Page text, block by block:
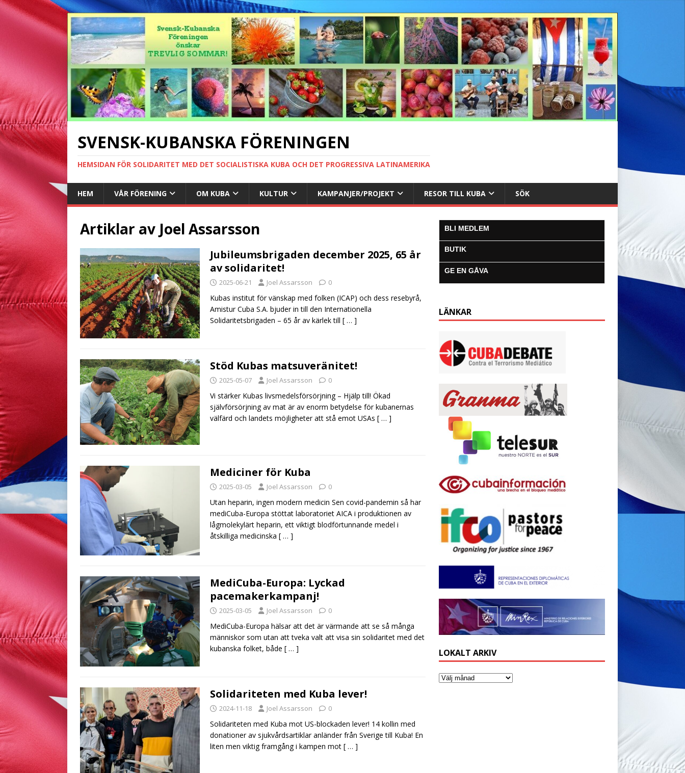
SVENSK-KUBANSKA FÖRENINGEN
HEMSIDAN FÖR SOLIDARITET MED DET SOCIALISTISKA KUBA OCH DET PROGRESSIVA LATINAMERIKA
HEM VÅR FÖRENING OM KUBA KULTUR KAMPANJER/PROJEKT RESOR TILL KUBA SÖK
Artiklar av Joel Assarsson
Jubileumsbrigaden december 2025, 65 år
av solidaritet!
2025-06-21 Joel Assarsson 0
Kubas institut för vänskap med folken (ICAP) och dess resebyrå,
Amistur Cuba S.A. bjuder in till den Internationella
Solidaritetsbrigaden – 65 år av kärlek till [ … ]
Stöd Kubas matsuveränitet!
2025-05-07 Joel Assarsson 0
Vi stärker Kubas livsmedelsförsörjning – Hjälp till! Ökad
självförsörjning av mat är av enorm betydelse för kubanernas
välfärd och landets möjligheter att stå emot USAs [ … ]
Mediciner för Kuba
2025-03-05 Joel Assarsson 0
Utan heparin, ingen modern medicin Sen covid-pandemin så har
mediCuba-Europa stöttat laboratoriet AICA i produktionen av
lågmolekylärt heparin, ett viktigt blodförtunnande medel i
åtskilliga medicinska [ … ]
MediCuba-Europa: Lyckad
pacemakerkampanj!
2025-03-05 Joel Assarsson 0
MediCuba-Europa hälsar att det är värmande att se så många
människor som utan att tveka valt att visa sin solidaritet med det
kubanska folket, både [ … ]
Solidariteten med Kuba lever!
2024-11-18 Joel Assarsson 0
Solidariteten med Kuba mot US-blockaden lever! 14 kollin med
donationer av sjukvårdsartiklar anländer från Sverige till Kuba! En
liten men viktig framgång i kampen mot [ … ]
BLI MEDLEM
BUTIK
GE EN GÅVA
LÄNKAR
LOKALT ARKIV